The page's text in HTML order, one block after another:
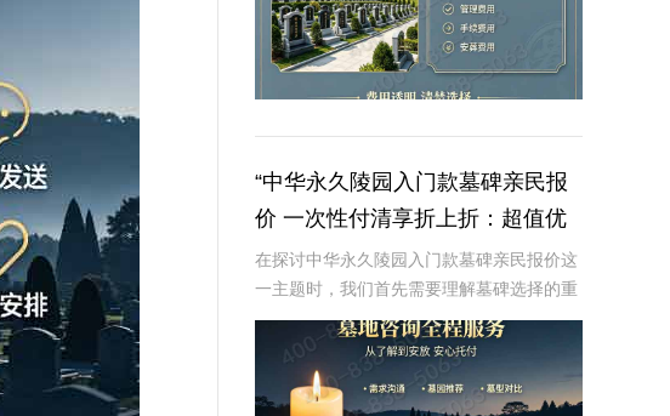
“中华永久陵园入门款墓碑亲民报
价 一次性付清享折上折：超值优
惠与便捷选择的完美结合”
在探讨中华永久陵园入门款墓碑亲民报价这
一主题时，我们首先需要理解墓碑选择的重
要性及其对逝者与生者的影响。墓碑不仅是
对逝者的纪念，也是对生者情感的寄托。因
此，选择一款既符合预算又具有纪念意义的
墓碑显得尤